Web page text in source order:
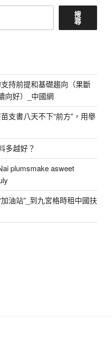
搜
尋
持前提和基礎趨向（果斷
向好）_中國網
支書八天不下“前方”，用舉
多越好？
plumsmake asweet
油站”_到九宮格時租中國扶